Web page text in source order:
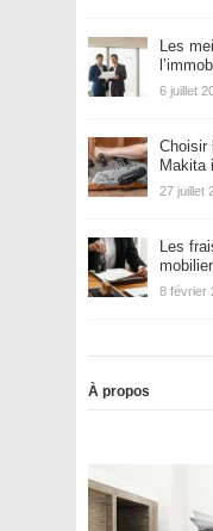
Les
6 juillet
Choisir
Makita
27 juillet
Les
8 février
À propos